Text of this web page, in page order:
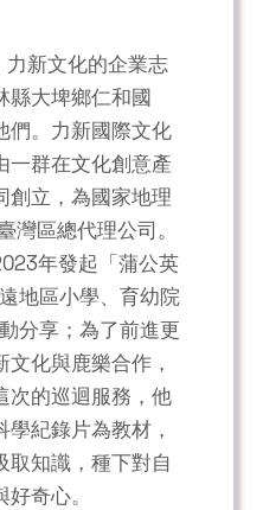
力新文化的企業志
縣大埤鄉仁和國
們。力新國際文化
一群在文化創意產
創立，為國家地理
灣區總代理公司。
年發起「蒲公英
地區小學、育幼院
分享；為了前進更
文化與鹿樂合作，
次的巡迴服務，他
紀錄片為教材，
取知識，種下對自
奇心。